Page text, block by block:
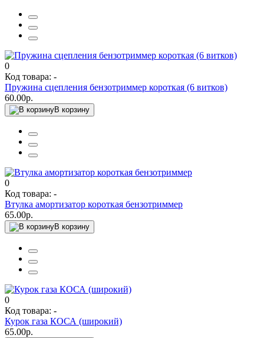
0
Код товара: -
Пружина сцепления бензотриммер короткая (6 витков)
60.00р.
В корзину
0
Код товара: -
Втулка амортизатор короткая бензотриммер
65.00р.
В корзину
0
Код товара: -
Курок газа КОСА (широкий)
65.00р.